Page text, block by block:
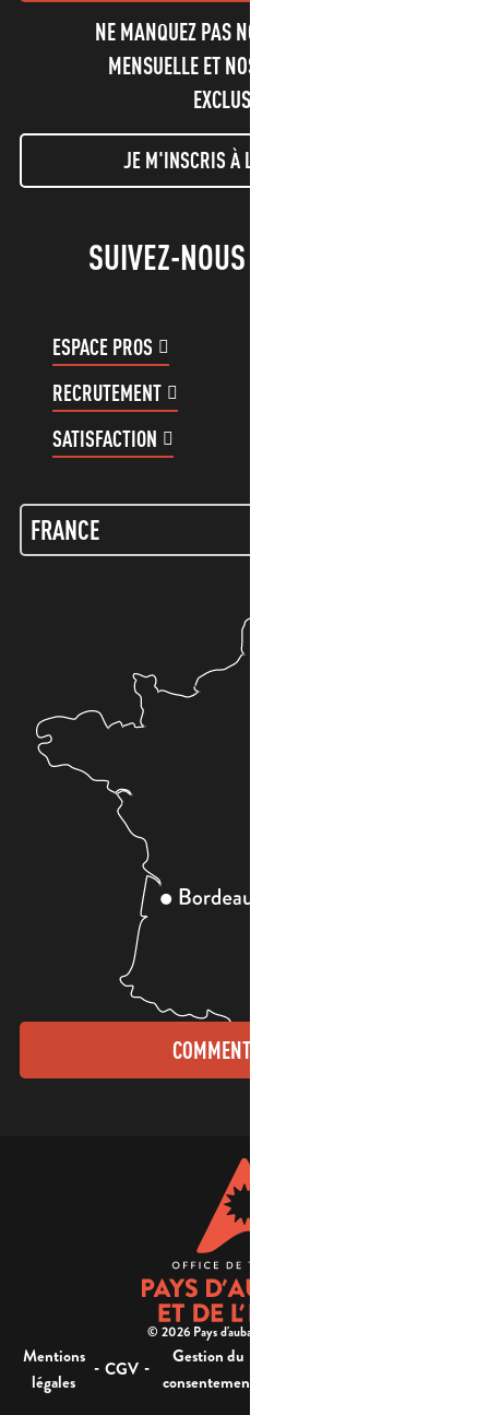
NE MANQUEZ PAS NOTRE NEWSLETTER
MENSUELLE ET NOS INFORMATIONS
EXCLUSIVES !
JE M'INSCRIS À LA NEWSLETTER
SUIVEZ-NOUS !
ESPACE PROS
RECRUTEMENT
SATISFACTION
COMMENT VENIR ?
© 2026 Pays d'aubagne et de l'étoile -
Mentions
légales
- CGV -
Gestion du
consentement